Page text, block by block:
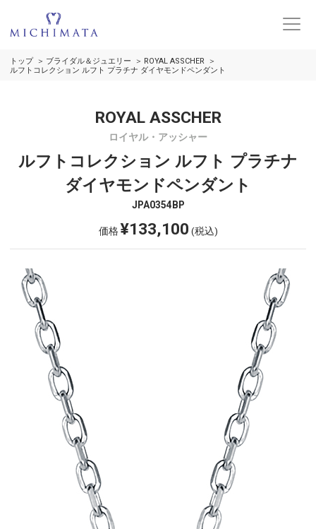
トップ ブライダル＆ジュエリー
ROYAL ASSCHER
ルフトコレクション ルフト プラチナ ダイヤモンドペンダント
ROYAL ASSCHER
ロイヤル・アッシャー
ルフトコレクション ルフト プラチナ
ダイヤモンドペンダント
JPA0354BP
価格¥133,100 (税込)